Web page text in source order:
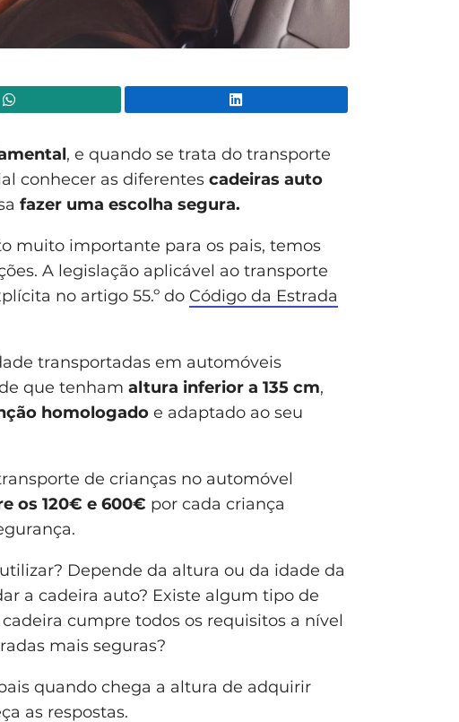
, e quando se trata do transporte
conhecer as diferentes cadeiras auto
fazer uma escolha segura.
muito importante para os pais, temos
A legislação aplicável ao transporte
no artigo 55.º do Código da Estrada
transportadas em automóveis
que tenham altura inferior a 135 cm,
homologado e adaptado ao seu
de crianças no automóvel
os 120€ e 600€ por cada criança
Depende da altura ou da idade da
a cadeira auto? Existe algum tipo de
cumpre todos os requisitos a nível
mais seguras?
quando chega a altura de adquirir
as respostas.